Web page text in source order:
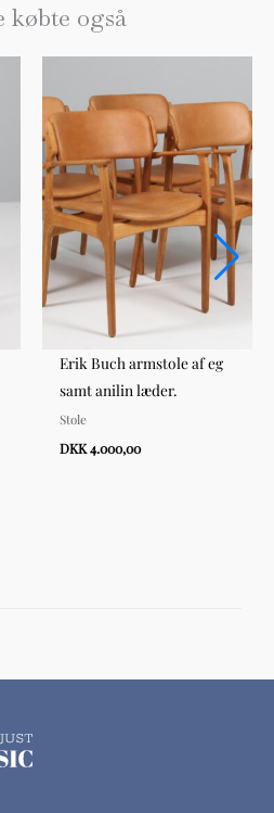
købte også
Erik Buch armstole af eg
samt anilin læder.
Stole
DKK 4.000,00